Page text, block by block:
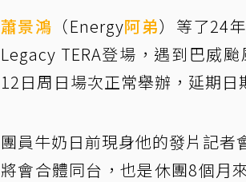
蕭景鴻 （Energy阿弟）等了24
Legacy TERA登場，遇到巴威
12日周日場次正常舉辦，延期
團員牛奶日前現身他的發片記
將會合體同台，也是休團8個月